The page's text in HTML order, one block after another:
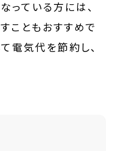
っている方には、
こともおすすめで
電気代を節約し、